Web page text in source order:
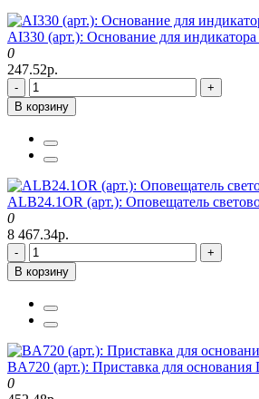
AI330 (арт.): Основание для индикатора
0
247.52р.
-
+
В корзину
ALB24.1OR (арт.): Оповещатель
0
8 467.34р.
-
+
В корзину
BA720 (арт.): Приставка для основания
0